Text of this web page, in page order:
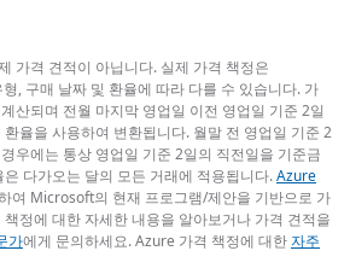
가격 견적이 아닙니다. 실제 가격 책정은
, 구매 날짜 및 환율에 따라 다를 수 있습니다. 가
산되며 전월 마지막 영업일 이전 영업일 기준 2일
율을 사용하여 변환됩니다. 월말 전 영업일 기준 2
우에는 통상 영업일 기준 2일의 직전일을 기준금
다가오는 달의 모든 거래에 적용됩니다.Azure
여 Microsoft의 현재 프로그램/제안을 기반으로 가
정에 대한 자세한 내용을 알아보거나 가격 견적을
가에게 문의하세요. Azure 가격 책정에 대한자주